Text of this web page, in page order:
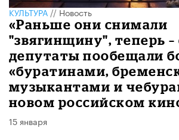
КУЛЬТУРА//Новость
«Раньше они снимали
"звягинщину", теперь –
депутаты пообещали
«буратинами,
музыкантами и
новом российском
15 января